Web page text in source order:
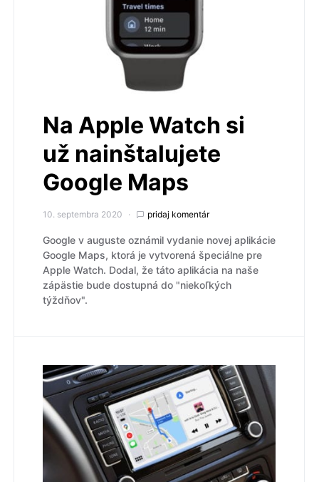
Na Apple Watch si
už nainštalujete
Google Maps
10. septembra 2020 pridaj komentár
Google v auguste oznámil vydanie novej aplikácie
Google Maps, ktorá je vytvorená špeciálne pre
Apple Watch. Dodal, že táto aplikácia na naše
zápästie bude dostupná do "niekoľkých
týždňov".